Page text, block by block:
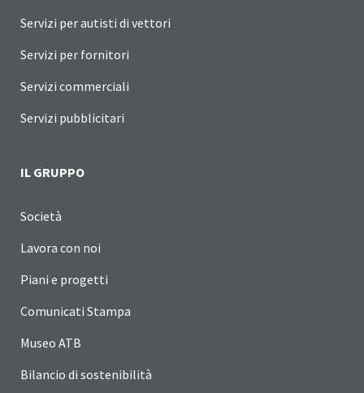
Servizi per autisti di vettori
Servizi per fornitori
Servizi commerciali
Servizi pubblicitari
IL GRUPPO
Società
Lavora con noi
Piani e progetti
Comunicati Stampa
Museo ATB
Bilancio di sostenibilità